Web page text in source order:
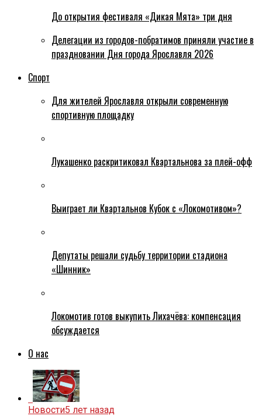
До открытия фестиваля «Дикая Мята» три дня
Делегации из городов-побратимов приняли участие в
праздновании Дня города Ярославля 2026
Спорт
Для жителей Ярославля открыли современную
спортивную площадку
Лукашенко раскритиковал Квартальнова за плей-офф
Выиграет ли Квартальнов Кубок с «Локомотивом»?
Депутаты решали судьбу территории стадиона
«Шинник»
Локомотив готов выкупить Лихачёва: компенсация
обсуждается
О нас
Новости5 лет назад